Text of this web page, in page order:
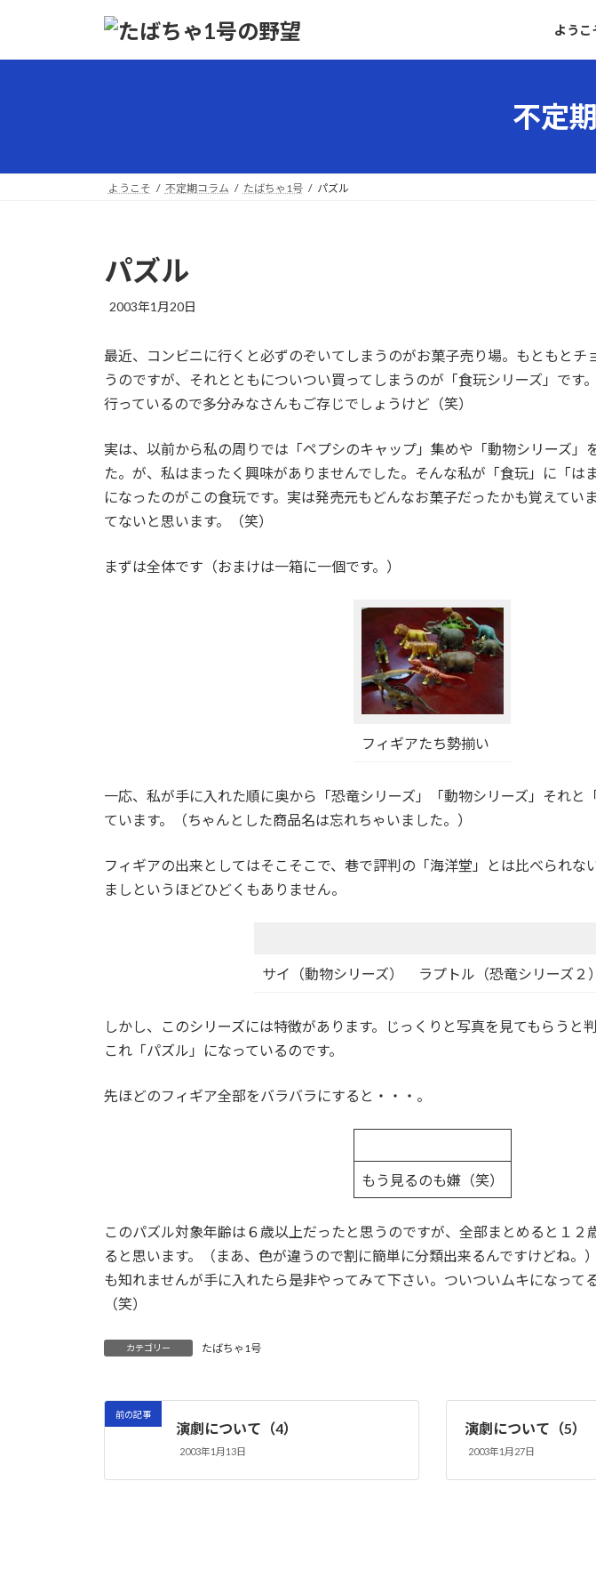
ようこ
不定
ようこそ 不定期コラム たばちゃ1号 パズル
パズル
2003年1月20日
新
日
時
:
最近、コンビニに行くと必ずのぞいてしまうのがお菓子売り場。もともとチ
うのですが、それとともについつい買ってしまうのが「食玩シリーズ」です
行っているので多分みなさんもご存じでしょうけど（笑）
実は、以前から私の周りでは「ペプシのキャップ」集めや「動物シリーズ」
た。が、私はまったく興味がありませんでした。そんな私が「食玩」に「は
になったのがこの食玩です。実は発売元もどんなお菓子だったかも覚えてい
てないと思います。（笑）
まずは全体です（おまけは一箱に一個です。）
フィギアたち勢揃い
一応、私が手に入れた順に奥から「恐竜シリーズ」「動物シリーズ」それと
ています。（ちゃんとした商品名は忘れちゃいました。）
フィギアの出来としてはそこそこで、巷で評判の「海洋堂」とは比べられな
ましというほどひどくもありません。
サイ（動物シリーズ） ラプトル（恐竜シリーズ２）
しかし、このシリーズには特徴があります。じっくりと写真を見てもらうと
これ「パズル」になっているのです。
先ほどのフィギア全部をバラバラにすると・・・。
もう見るのも嫌（笑）
このパズル対象年齢は６歳以上だったと思うのですが、全部まとめると１２
ると思います。（まあ、色が違うので割に簡単に分類出来るんですけどね。
も知れませんが手に入れたら是非やってみて下さい。ついついムキになって
（笑）
カテゴリー たばちゃ1号
前の記事
演劇について（4）
2003年1月13日
演劇について（5）
2003年1月27日